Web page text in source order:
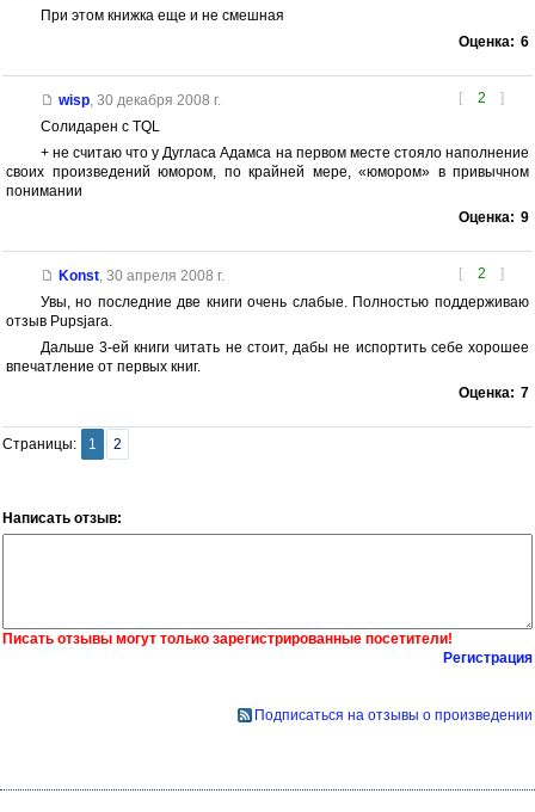
При этом книжка еще и не смешная
Оценка: 6
[ 2 ]
wisp, 30 декабря 2008 г.
Солидарен с TQL
+ не считаю что у Дугласа Адамса на первом месте стояло наполнение
своих произведений юмором, по крайней мере, «юмором» в привычном
понимании
Оценка: 9
[ 2 ]
Konst, 30 апреля 2008 г.
Увы, но последние две книги очень слабые. Полностью поддерживаю
отзыв Pupsjara.
Дальше 3-ей книги читать не стоит, дабы не испортить себе хорошее
впечатление от первых книг.
Оценка: 7
Страницы: 1 2
Написать отзыв:
Писать отзывы могут только зарегистрированные посетители!
Регистрация
Подписаться на отзывы о произведении